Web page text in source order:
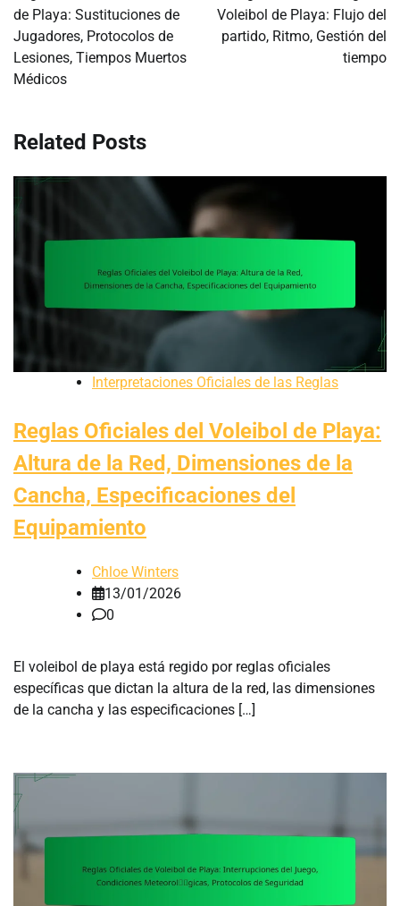
de Playa: Sustituciones de
Jugadores, Protocolos de
Lesiones, Tiempos Muertos
Médicos
Voleibol de Playa: Flujo del
partido, Ritmo, Gestión del
tiempo
Related Posts
Interpretaciones Oficiales de las Reglas
Reglas Oficiales del Voleibol de Playa:
Altura de la Red, Dimensiones de la
Cancha, Especificaciones del
Equipamiento
Chloe Winters
13/01/2026
0
El voleibol de playa está regido por reglas oficiales
específicas que dictan la altura de la red, las dimensiones
de la cancha y las especificaciones […]